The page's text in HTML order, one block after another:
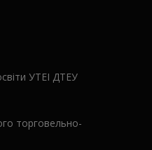
УТЕІ ДТЕУ
торговельно-